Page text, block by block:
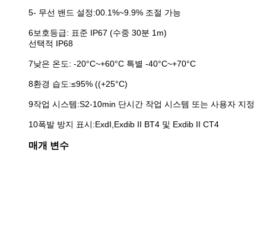
5- 무선 밴드 설정:00.1%~9.9% 조절 가능
6보호등급: 표준 IP67 (수중 30분 1m)
선택적 IP68
7낮은 온도: -20°C~+60°C 특별 -40°C~+70°C
8환경 습도:≤95% ((+25°C)
9작업 시스템:S2-10min 단시간 작업 시스템 또는 사용자 지정
10폭발 방지 표시:ExdI,Exdib II BT4 및 Exdib II CT4
매개 변수